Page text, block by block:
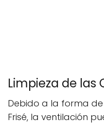
Limpieza de las
Debido a la forma
Frisé, la ventilación